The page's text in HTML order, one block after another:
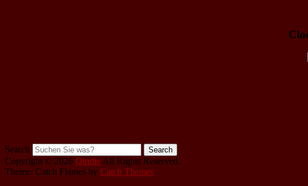
Search
Copyright © 2026 Qindie All Rights Reserved.
Theme: Catch Flames by Catch Themes